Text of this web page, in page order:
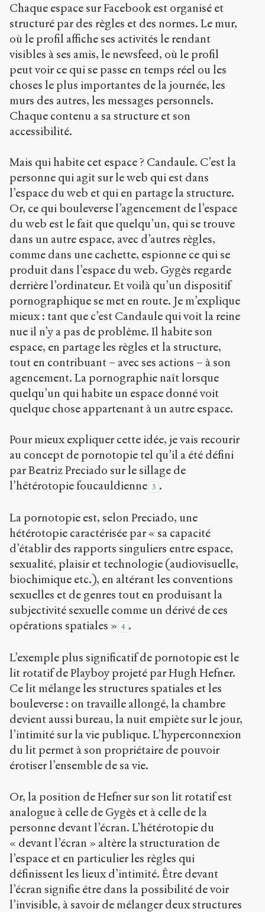
Chaque espace sur Facebook est organisé et
structuré par des règles et des normes. Le mur,
où le profil affiche ses activités le rendant
visibles à ses amis, le newsfeed, où le profil
peut voir ce qui se passe en temps réel ou les
choses le plus importantes de la journée, les
murs des autres, les messages personnels.
Chaque contenu a sa structure et son
accessibilité.
Mais qui habite cet espace ? Candaule. C’est la
personne qui agit sur le web qui est dans
l’espace du web et qui en partage la structure.
Or, ce qui bouleverse l’agencement de l’espace
du web est le fait que quelqu’un, qui se trouve
dans un autre espace, avec d’autres règles,
comme dans une cachette, espionne ce qui se
produit dans l’espace du web. Gygès regarde
derrière l’ordinateur. Et voilà qu’un dispositif
pornographique se met en route. Je m’explique
mieux : tant que c’est Candaule qui voit la reine
nue il n’y a pas de problème. Il habite son
espace, en partage les règles et la structure,
tout en contribuant – avec ses actions – à son
agencement. La pornographie naît lorsque
quelqu’un qui habite un espace donné voit
quelque chose appartenant à un autre espace.
Pour mieux expliquer cette idée, je vais recourir
au concept de pornotopie tel qu’il a été défini
par Beatriz Preciado sur le sillage de
l’hétérotopie foucauldienne 3 .
La pornotopie est, selon Preciado, une
hétérotopie caractérisée par « sa capacité
d’établir des rapports singuliers entre espace,
sexualité, plaisir et technologie (audiovisuelle,
biochimique etc.), en altérant les conventions
sexuelles et de genres tout en produisant la
subjectivité sexuelle comme un dérivé de ces
opérations spatiales » 4 .
L’exemple plus significatif de pornotopie est le
lit rotatif de Playboy projeté par Hugh Hefner.
Ce lit mélange les structures spatiales et les
bouleverse : on travaille allongé, la chambre
devient aussi bureau, la nuit empiète sur le jour,
l’intimité sur la vie publique. L’hyperconnexion
du lit permet à son propriétaire de pouvoir
érotiser l’ensemble de sa vie.
Or, la position de Hefner sur son lit rotatif est
analogue à celle de Gygès et à celle de la
personne devant l’écran. L’hétérotopie du
« devant l’écran » altère la structuration de
l’espace et en particulier les règles qui
définissent les lieux d’intimité. Être devant
l’écran signifie être dans la possibilité de voir
l’invisible, à savoir de mélanger deux structures